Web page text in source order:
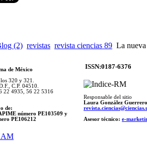
(2) revistas revista ciencias 89 La
de México
320 y 321.
C.P. 04510.
22 4935, 56 22 5316
de:
número PE103509 y
PE106212
ISSN:0187-6376
Responsable del sitio
Laura González Guerrero
Asesor técnico: e-